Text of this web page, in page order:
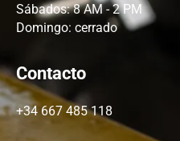
Sábados: 8 AM - 2 PM
Domingo: cerrado
Contacto
+34 667 485 118